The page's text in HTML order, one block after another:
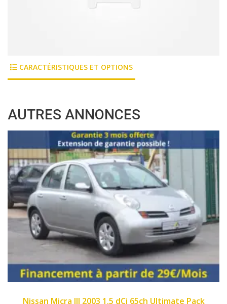
CARACTÉRISTIQUES ET OPTIONS
AUTRES ANNONCES
Pack Fiat Panda II 2007 1.1 8v 54ch